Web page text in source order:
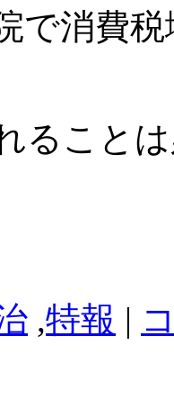
で消費
ること
,特報 |